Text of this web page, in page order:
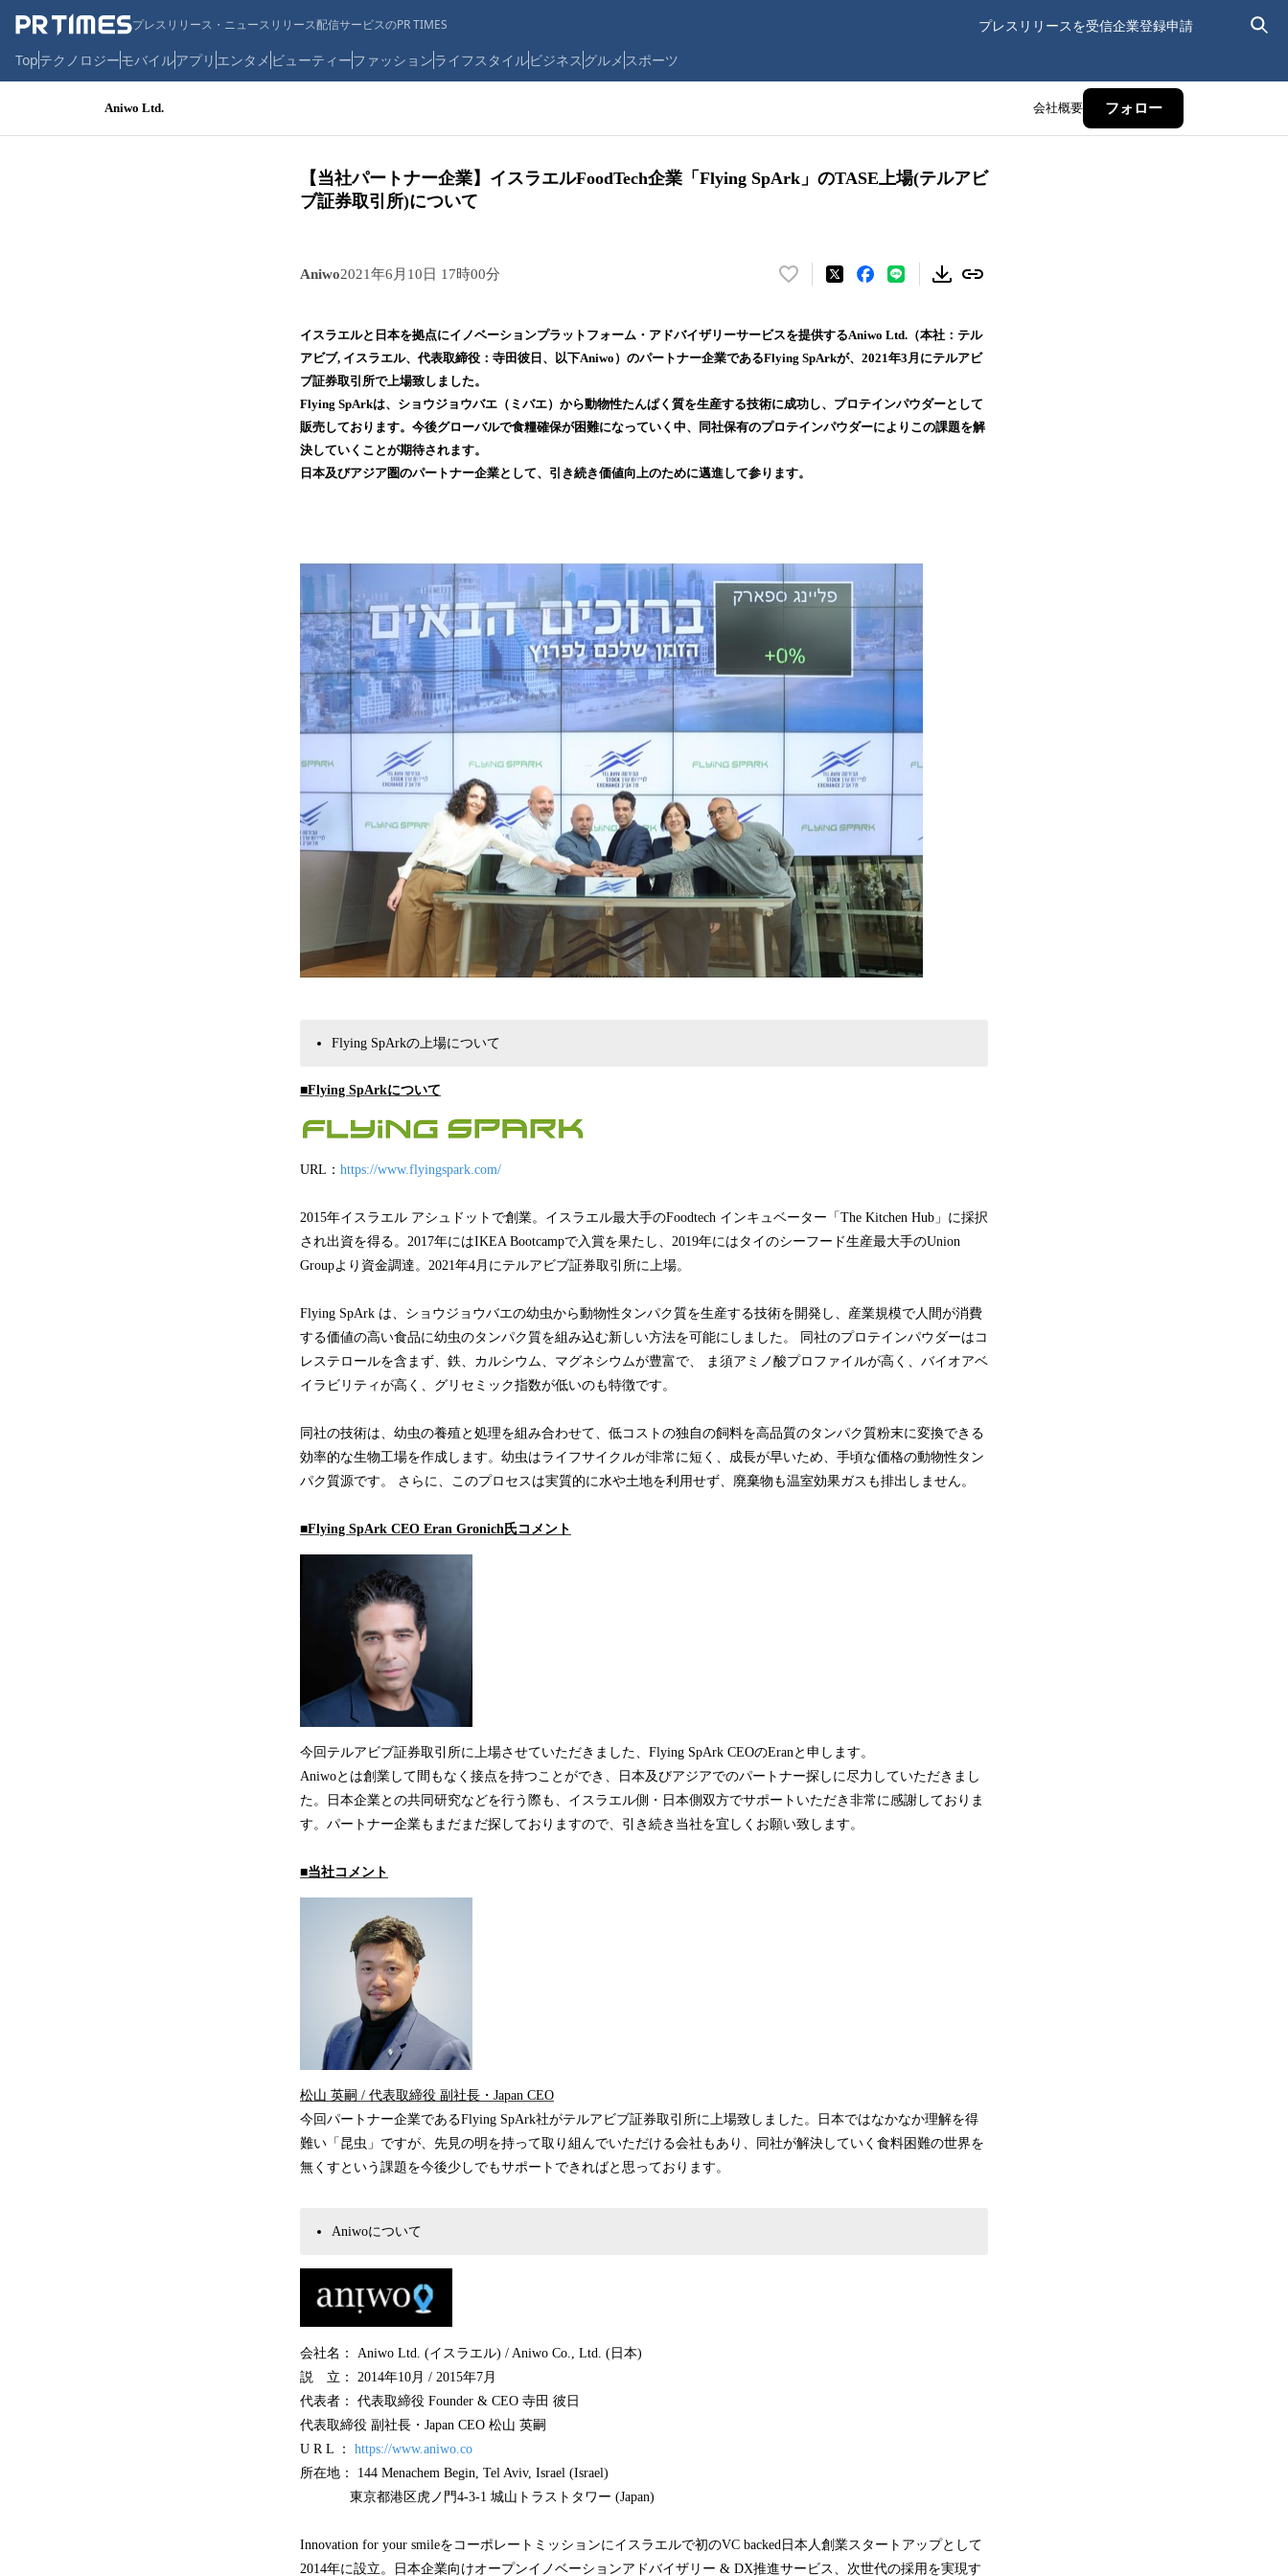
プレスリリース・ニュースリリース配信サービスのPR TIMES プレスリリースを受信企業登録申請
Topテクノロジーモバイルアプリ エンタメ ビューティーファッションライフスタイルビジネス グルメ スポーツ
Aniwo Ltd. 会社概要 フォロー
【当社パートナー企業】イスラエルFoodTech企業「Flying SpArk」のTASE上場(テルアビ
ブ証券取引所)について
Aniwo2021年6月10日 17時00分
い
！
数
読
み
み
中
イスラエルと日本を拠点にイノベーションプラットフォーム・アドバイザリーサービスを提供するAniwo Ltd.（本社：テル
アビブ, イスラエル、代表取締役：寺田彼日、以下Aniwo）のパートナー企業であるFlying SpArkが、2021年3月にテルアビ
ブ証券取引所で上場致しました。
Flying SpArkは、ショウジョウバエ（ミバエ）から動物性たんぱく質を生産する技術に成功し、プロテインパウダーとして
販売しております。今後グローバルで食糧確保が困難になっていく中、同社保有のプロテインパウダーによりこの課題を解
決していくことが期待されます。
日本及びアジア圏のパートナー企業として、引き続き価値向上のために邁進して参ります。
Flying SpArkの上場について
■Flying SpArkについて
URL： https://www.flyingspark.com/
2015年イスラエル アシュドットで創業。イスラエル最大手のFoodtech インキュベーター「The Kitchen Hub」に採択
され出資を得る。2017年にはIKEA Bootcampで入賞を果たし、2019年にはタイのシーフード生産最大手のUnion
Groupより資金調達。2021年4月にテルアビブ証券取引所に上場。
Flying SpArk は、ショウジョウバエの幼虫から動物性タンパク質を生産する技術を開発し、産業規模で人間が消費
する価値の高い食品に幼虫のタンパク質を組み込む新しい方法を可能にしました。 同社のプロテインパウダーはコ
レステロールを含まず、鉄、カルシウム、マグネシウムが豊富で、 ま須アミノ酸プロファイルが高く、バイオアベ
イラビリティが高く、グリセミック指数が低いのも特徴です。
同社の技術は、幼虫の養殖と処理を組み合わせて、低コストの独自の飼料を高品質のタンパク質粉末に変換できる
効率的な生物工場を作成します。幼虫はライフサイクルが非常に短く、成長が早いため、手頃な価格の動物性タン
パク質源です。 さらに、このプロセスは実質的に水や土地を利用せず、廃棄物も温室効果ガスも排出しません。
■Flying SpArk CEO Eran Gronich氏コメント
今回テルアビブ証券取引所に上場させていただきました、Flying SpArk CEOのEranと申します。
Aniwoとは創業して間もなく接点を持つことができ、日本及びアジアでのパートナー探しに尽力していただきまし
た。日本企業との共同研究などを行う際も、イスラエル側・日本側双方でサポートいただき非常に感謝しておりま
す。パートナー企業もまだまだ探しておりますので、引き続き当社を宜しくお願い致します。
■当社コメント
松山 英嗣 / 代表取締役 副社長・Japan CEO
今回パートナー企業であるFlying SpArk社がテルアビブ証券取引所に上場致しました。日本ではなかなか理解を得
難い「昆虫」ですが、先見の明を持って取り組んでいただける会社もあり、同社が解決していく食料困難の世界を
無くすという課題を今後少しでもサポートできればと思っております。
Aniwoについて
会社名： Aniwo Ltd. (イスラエル) / Aniwo Co., Ltd. (日本)
説 立： 2014年10月 / 2015年7月
代表者： 代表取締役 Founder & CEO 寺田 彼日
代表取締役 副社長・Japan CEO 松山 英嗣
U R L ： https://www.aniwo.co
所在地： 144 Menachem Begin, Tel Aviv, Israel (Israel)
東京都港区虎ノ門4-3-1 城山トラストタワー (Japan)
Innovation for your smileをコーポレートミッションにイスラエルで初のVC backed日本人創業スタートアップとして
2014年に設立。日本企業向けオープンイノベーションアドバイザリー & DX推進サービス、次世代の採用を実現す